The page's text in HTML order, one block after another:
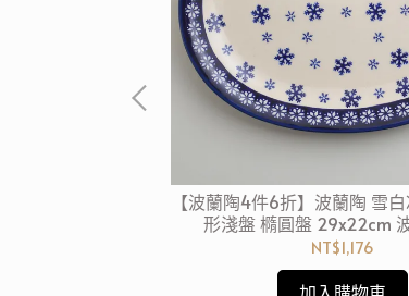
【波蘭陶4件6折】波蘭陶 雪
形淺盤 橢圓盤 29x22cm
NT$1,176